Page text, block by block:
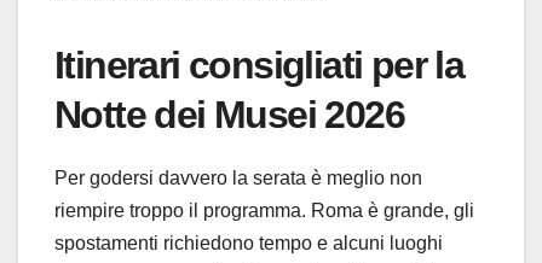
Itinerari consigliati per la
Notte dei Musei 2026
Per godersi davvero la serata è meglio non
riempire troppo il programma. Roma è grande, gli
spostamenti richiedono tempo e alcuni luoghi